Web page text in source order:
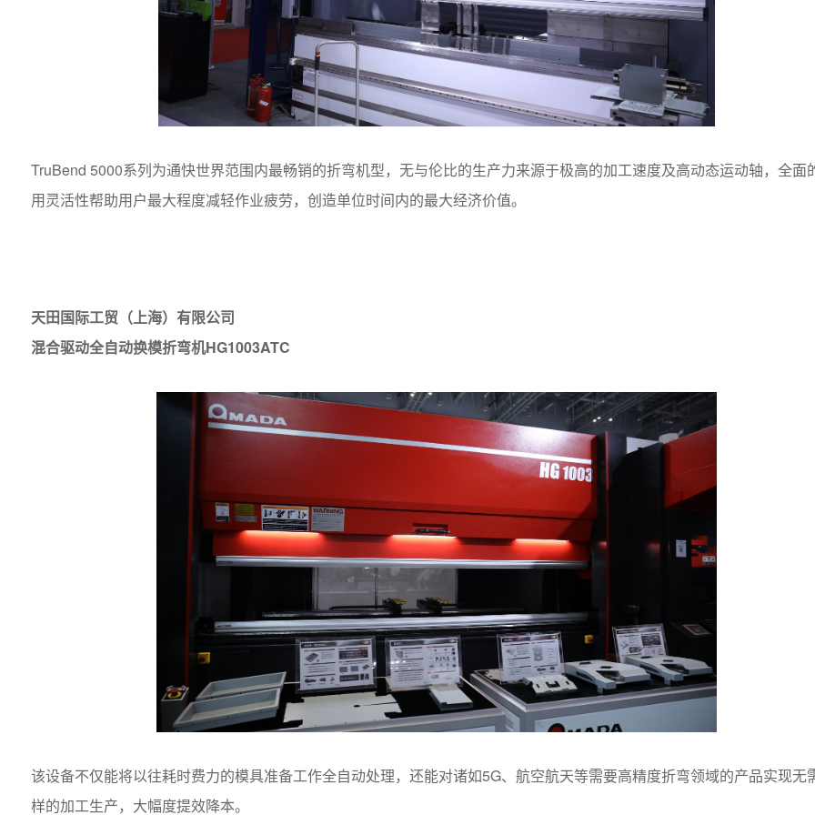
TruBend 5000系列为通快世界范围内最畅销的折弯机型，无与伦比的生产力来源于极高的加工速度及高动态运动轴，全面
用灵活性帮助用户最大程度减轻作业疲劳，创造单位时间内的最大经济价值。
天田国际工贸（上海）有限公司
混合驱动全自动换模折弯机HG1003ATC
该设备不仅能将以往耗时费力的模具准备工作全自动处理，还能对诸如5G、航空航天等需要高精度折弯领域的产品实现无
样的加工生产，大幅度提效降本。